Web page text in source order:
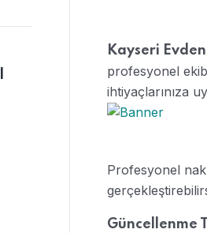
Kayseri
profesyonel
ihtiyaçlarınıza
Profesyonel
Güncellenme